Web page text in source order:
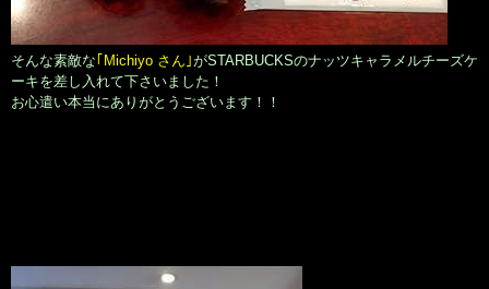
そんな素敵な｢Michiyo さん｣がSTARBUCKSのナッツキャラメルチーズケ
ーキを差し入れて下さいました！
お心遣い本当にありがとうございます！！